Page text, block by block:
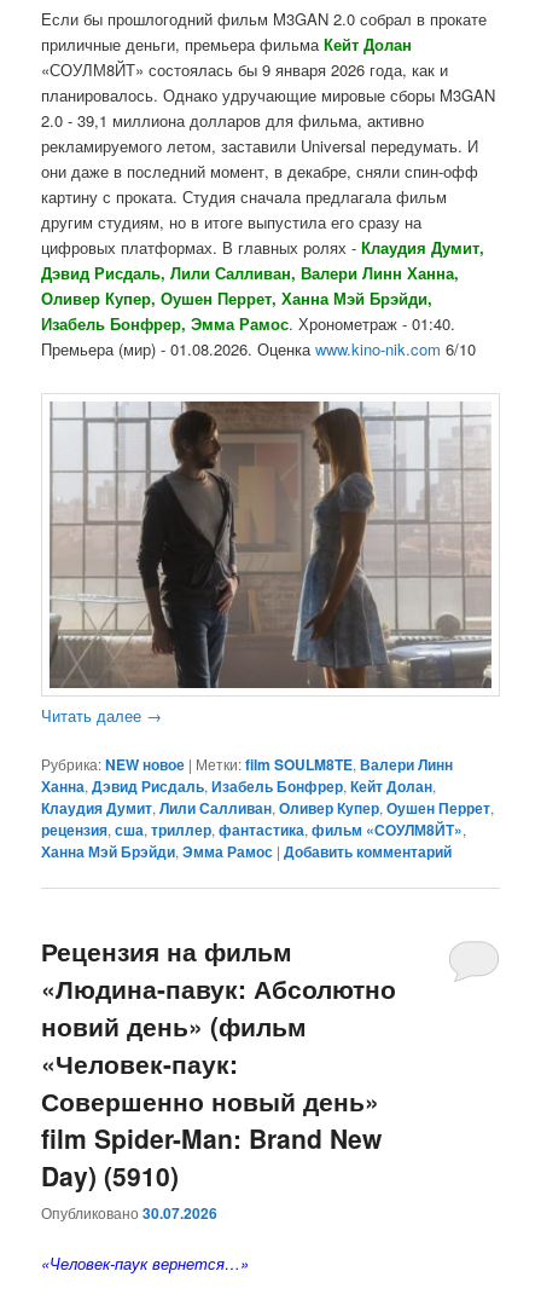
Если бы прошлогодний фильм M3GAN 2.0 собрал в прокате
приличные деньги, премьера фильмаКейт Долан
«СОУЛМ8ЙТ» состоялась бы 9 января 2026 года, как и
планировалось. Однако удручающие мировые сборы M3GAN
2.0 - 39,1 миллиона долларов для фильма, активно
рекламируемого летом, заставили Universal передумать. И
они даже в последний момент, в декабре, сняли спин-офф
картину с проката. Студия сначала предлагала фильм
другим студиям, но в итоге выпустила его сразу на
цифровых платформах. В главных ролях -Клаудия Думит,
Дэвид Рисдаль, Лили Салливан, Валери Линн Ханна,
Оливер Купер, Оушен Перрет, Ханна Мэй Брэйди,
Изабель Бонфрер, Эмма Рамос. Хронометраж - 01:40.
Премьера (мир) - 01.08.2026. Оценкаwww.kino-nik.com 6/10
Читать далее →
Рубрика:NEW новое | Метки:film SOULM8TE,Валери Линн
Ханна,Дэвид Рисдаль,Изабель Бонфрер,Кейт Долан,
Клаудия Думит,Лили Салливан,Оливер Купер,Оушен Перрет,
рецензия,сша,триллер,фантастика,фильм «СОУЛМ8ЙТ»,
Ханна Мэй Брэйди,Эмма Рамос |Добавить комментарий
Рецензия на фильм
«Людина-павук: Абсолютно
новий день» (фильм
«Человек-паук:
Совершенно новый день»
film Spider-Man: Brand New
Day) (5910)
Опубликовано30.07.2026
«Человек-паук вернется…»